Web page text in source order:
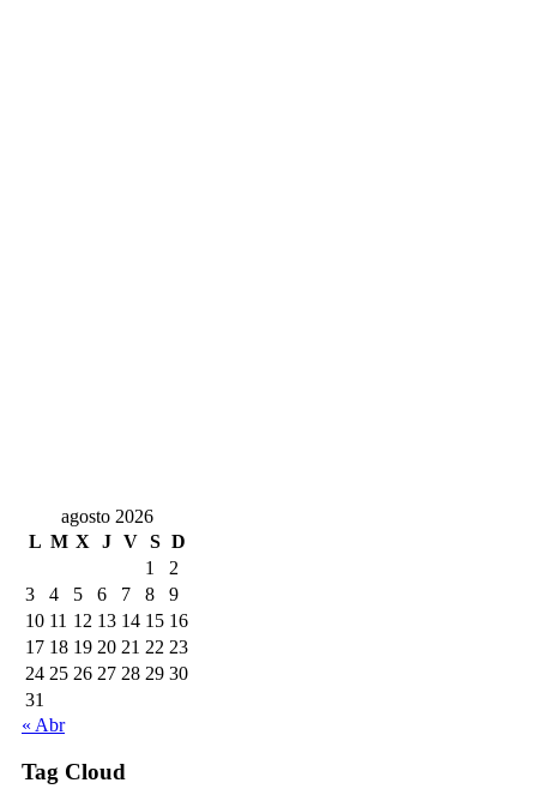
agosto 2026
L M X J V S D
1
2
3
4 5 6 7 8
9
10 11 12 13 14 15 16
17 18 19 20 21 22 23
24 25 26 27 28 29 30
31
« Abr
Tag Cloud